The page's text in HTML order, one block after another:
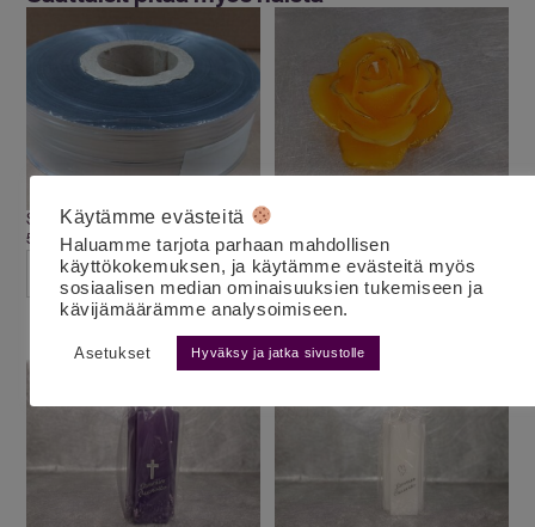
Sellofaanirulla leveys 6 cm
5.00
€alv 25,5%
LISÄÄ OSTOSKORIIN
10.00€ alv 25,5%
LISÄÄ OSTOSKORIIN
Käytämme evästeitä
Haluamme tarjota parhaan mahdollisen
käyttökokemuksen, ja käytämme evästeitä myös
sosiaalisen median ominaisuuksien tukemiseen ja
kävijämäärämme analysoimiseen.
Asetukset Hyväksy ja jatka sivustolle